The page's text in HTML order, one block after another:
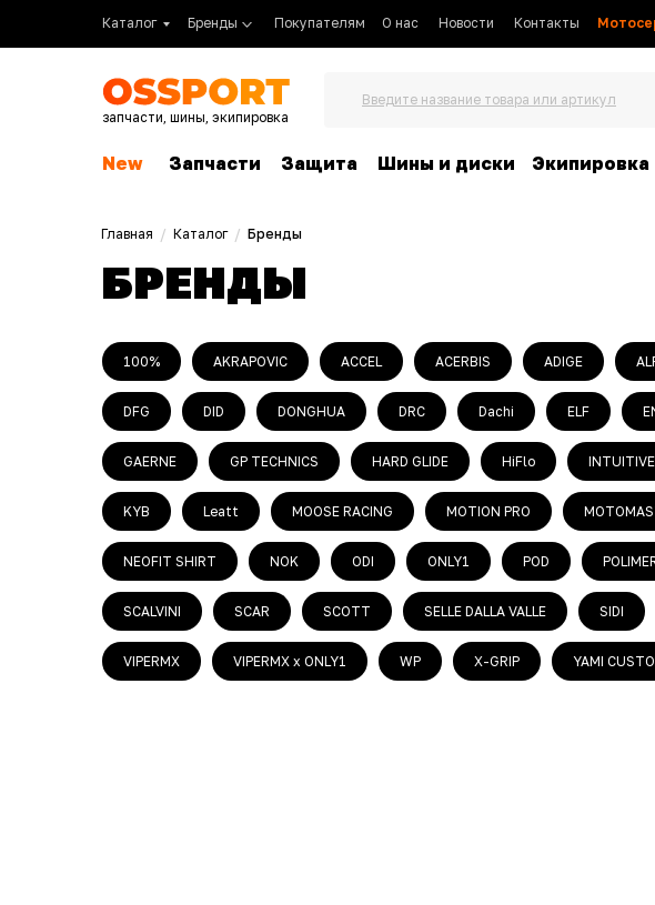
Каталог Контакты
Новости
Бренды Покупателям О нас
Введите название товара или артикул
Защита
Запчасти
New Шины и диски Экипировка
запчасти, шины, экипировка
Главная / Каталог/ Бренды
БРЕНДЫ
100% AKRAPOVIC ACCEL ACERBIS ADIGE
DFG DID DONGHUA DRC Dachi ELF
GAERNE GP TECHNICS HARD GLIDE HiFlo
KYB Leatt MOOSE RACING MOTION PRO
NEOFIT SHIRT NOK ODI ONLY1 POD
SCALVINI SCAR SCOTT SELLE DALLA VALLE SIDI
VIPERMX VIPERMX x ONLY1 WP X-GRIP YAMI